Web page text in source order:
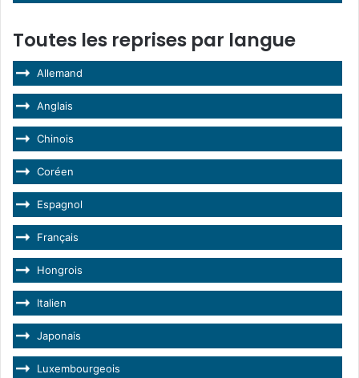
Toutes les reprises par langue
Allemand
Anglais
Chinois
Coréen
Espagnol
Français
Hongrois
Italien
Japonais
Luxembourgeois